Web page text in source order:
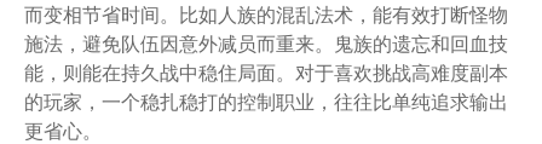
而变相节省时间。比如人族的混乱法术，能有效打断怪物
施法，避免队伍因意外减员而重来。鬼族的遗忘和回血技
能，则能在持久战中稳住局面。对于喜欢挑战高难度副本
的玩家，一个稳扎稳打的控制职业，往往比单纯追求输出
更省心。